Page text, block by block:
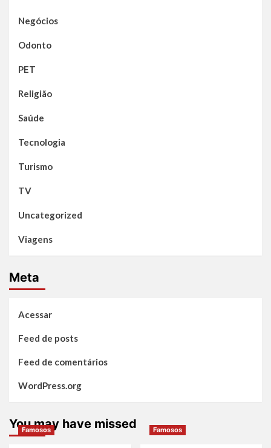
Negócios
Odonto
PET
Religião
Saúde
Tecnologia
Turismo
TV
Uncategorized
Viagens
Meta
Acessar
Feed de posts
Feed de comentários
WordPress.org
You may have missed
Famosos Famosos